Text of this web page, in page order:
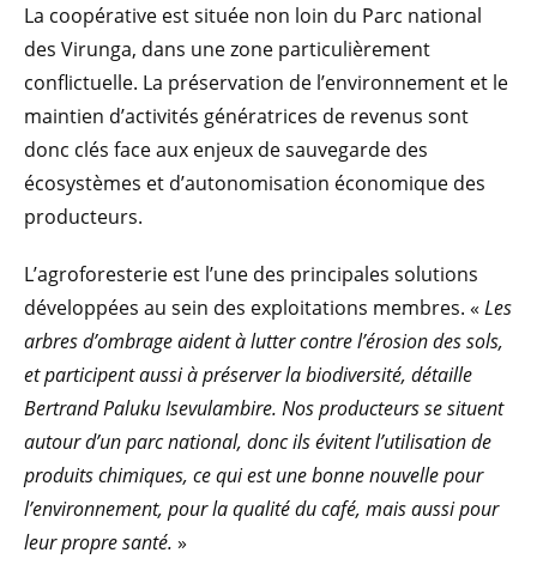
La coopérative est située non loin du Parc national
des Virunga, dans une zone particulièrement
conflictuelle. La préservation de l’environnement et le
maintien d’activités génératrices de revenus sont
donc clés face aux enjeux de sauvegarde des
écosystèmes et d’autonomisation économique des
producteurs.
L’agroforesterie est l’une des principales solutions
développées au sein des exploitations membres. « Les
arbres d’ombrage aident à lutter contre l’érosion des sols,
et participent aussi à préserver la biodiversité, détaille
Bertrand Paluku Isevulambire. Nos producteurs se situent
autour d’un parc national, donc ils évitent l’utilisation de
produits chimiques, ce qui est une bonne nouvelle pour
l’environnement, pour la qualité du café, mais aussi pour
leur propre santé. »